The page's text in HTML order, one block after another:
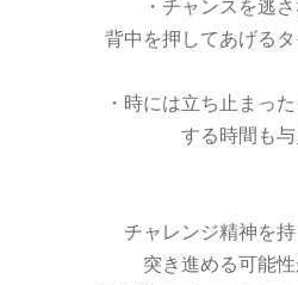
・チャンスを逃
背中を押してあげる
・時には立ち止まっ
する時間も与
チャレンジ精神を
突き進める可能